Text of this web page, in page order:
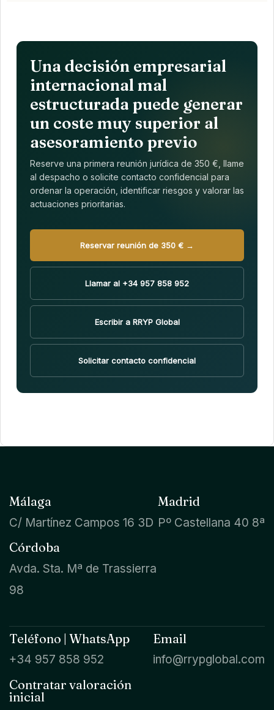
Una decisión empresarial
internacional mal
estructurada puede generar
un coste muy superior al
asesoramiento previo
Reserve una primera reunión jurídica de 350 €, llame
al despacho o solicite contacto confidencial para
ordenar la operación, identificar riesgos y valorar las
actuaciones prioritarias.
Reservar reunión de 350 € →
Llamar al +34 957 858 952
Escribir a RRYP Global
Solicitar contacto confidencial
Málaga
C/ Martínez Campos 16 3D
Madrid
Pº Castellana 40 8ª
Córdoba
Avda. Sta. Mª de Trassierra
98
Teléfono | WhatsApp
+34 957 858 952
Email
info@rrypglobal.com
Contratar valoración
inicial